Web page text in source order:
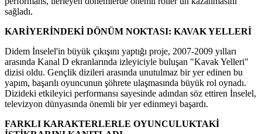
sağladı.
KARİYERİNDEKİ DÖNÜM NOKTASI: KAVAK YELLERİ
Didem İnselel'in büyük çıkışını yaptığı proje, 2007-2009 yılları
arasında Kanal D ekranlarında izleyiciyle buluşan "Kavak Yelleri"
dizisi oldu. Gençlik dizileri arasında unutulmaz bir yer edinen bu
yapım, başarılı oyuncunun şöhrete ulaşmasında büyük rol oynadı.
Dizideki etkileyici performansı sayesinde adından söz ettiren İnselel,
televizyon dünyasında önemli bir yer edinmeyi başardı.
FARKLI KARAKTERLERLE OYUNCULUKTAKİ